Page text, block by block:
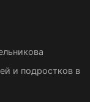
и подростков в